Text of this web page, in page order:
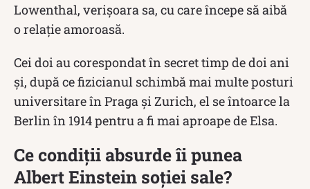
Lowenthal, verişoara sa, cu care începe să aibă
o relaţie amoroasă.
Cei doi au corespondat în secret timp de doi ani
şi, după ce fizicianul schimbă mai multe posturi
universitare în Praga şi Zurich, el se întoarce la
Berlin în 1914 pentru a fi mai aproape de Elsa.
Ce condiții absurde îi punea
Albert Einstein soției sale?